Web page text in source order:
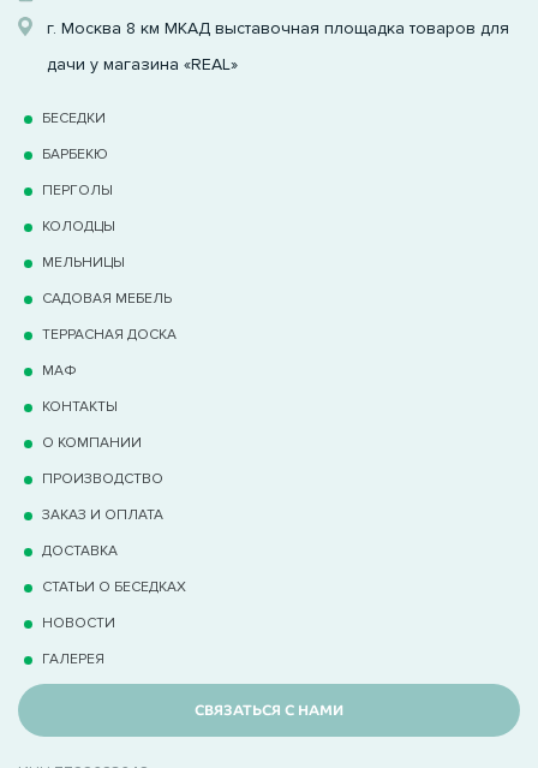
г. Москва 8 км МКАД выставочная площадка товаров для
дачи у магазина «REAL»
БЕСЕДКИ
БАРБЕКЮ
ПЕРГОЛЫ
КОЛОДЦЫ
МЕЛЬНИЦЫ
САДОВАЯ МЕБЕЛЬ
ТЕРРАCНАЯ ДОСКА
МАФ
КОНТАКТЫ
О КОМПАНИИ
ПРОИЗВОДСТВО
ЗАКАЗ И ОПЛАТА
ДОСТАВКА
СТАТЬИ О БЕСЕДКАХ
НОВОСТИ
ГАЛЕРЕЯ
СВЯЗАТЬСЯ С НАМИ